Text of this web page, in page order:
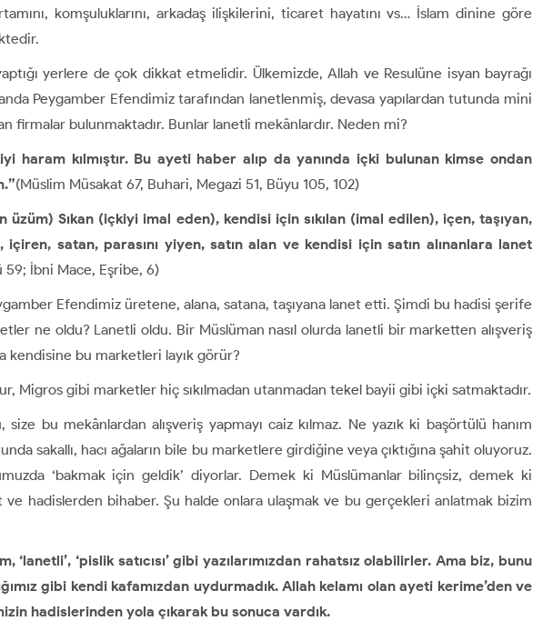
komşuluklarını, arkadaş ilişkilerini, ticaret hayatını vs… İslam dinine göre
yerlere de çok dikkat etmelidir. Ülkemizde, Allah ve Resulüne isyan bayrağı
Peygamber Efendimiz tarafından lanetlenmiş, devasa yapılardan tutunda mini
firmalar bulunmaktadır. Bunlar lanetli mekânlardır. Neden mi?
haram kılmıştır. Bu ayeti haber alıp da yanında içki bulunan kimse ondan
(Müslim Müsakat 67, Buhari, Megazi 51, Büyu 105, 102)
üzüm) Sıkan (içkiyi imal eden), kendisi için sıkılan (imal edilen), içen, taşıyan,
içiren, satan, parasını yiyen, satın alan ve kendisi için satın alınanlara lanet
59; İbni Mace, Eşribe, 6)
Efendimiz üretene, alana, satana, taşıyana lanet etti. Şimdi bu hadisi şerife
ne oldu? Lanetli oldu. Bir Müslüman nasıl olurda lanetli bir marketten alışveriş
kendisine bu marketleri layık görür?
Migros gibi marketler hiç sıkılmadan utanmadan tekel bayii gibi içki satmaktadır.
size bu mekânlardan alışveriş yapmayı caiz kılmaz. Ne yazık ki başörtülü hanım
sakallı, hacı ağaların bile bu marketlere girdiğine veya çıktığına şahit oluyoruz.
‘bakmak için geldik’ diyorlar. Demek ki Müslümanlar bilinçsiz, demek ki
ve hadislerden bihaber. Şu halde onlara ulaşmak ve bu gerçekleri anlatmak bizim
‘lanetli’, ‘pislik satıcısı’ gibi yazılarımızdan rahatsız olabilirler. Ama biz, bunu
gibi kendi kafamızdan uydurmadık. Allah kelamı olan ayeti kerime’den ve
hadislerinden yola çıkarak bu sonuca vardık.